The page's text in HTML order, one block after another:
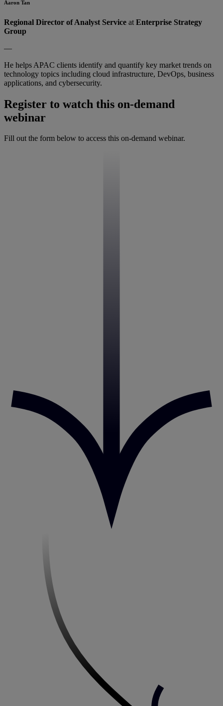
Aaron Tan
Regional Director of Analyst Service at Enterprise Strategy
Group
—
He helps APAC clients identify and quantify key market trends on
technology topics including cloud infrastructure, DevOps, business
applications, and cybersecurity.
Register to watch this on-demand
webinar
Fill out the form below to access this on-demand webinar.